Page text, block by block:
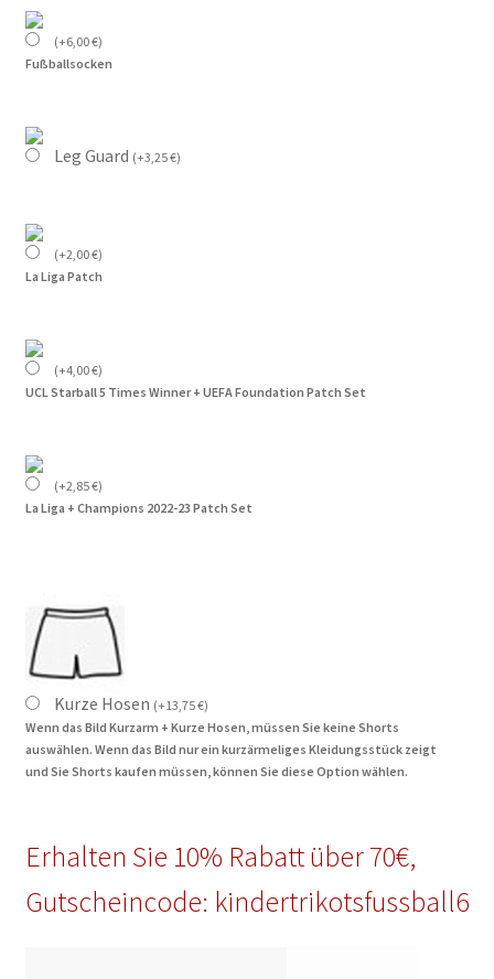
(+6,00€)
Fußballsocken
Leg Guard (+3,25€)
(+2,00€)
La Liga Patch
(+4,00€)
UCL Starball 5 Times Winner + UEFA Foundation Patch Set
(+2,85€)
La Liga + Champions 2022-23 Patch Set
Kurze Hosen (+13,75€)
Wenn das Bild Kurzarm + Kurze Hosen, müssen Sie keine Shorts
auswählen. Wenn das Bild nur ein kurzärmeliges Kleidungsstück zeigt
und Sie Shorts kaufen müssen, können Sie diese Option wählen.
Erhalten Sie 10% Rabatt über 70€,
Gutscheincode: kindertrikotsfussball6